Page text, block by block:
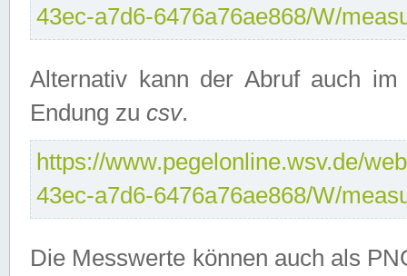
43ec-a7d6-6476a76ae868/W/
Alternativ kann der Abruf auch
Endung zu csv.
https://www.pegelonline.wsv.de/
43ec-a7d6-6476a76ae868/W/
Die Messwerte können auch als